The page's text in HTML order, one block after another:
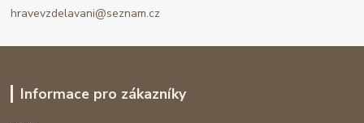
hravevzdelavani@seznam.cz
Informace pro zákazníky